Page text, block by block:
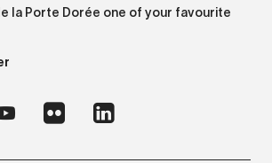
la Porte Dorée one of your favourite